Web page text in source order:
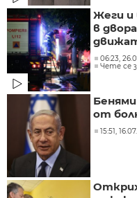
Жеги и
в
06:23,
Чете се
от
15:51,